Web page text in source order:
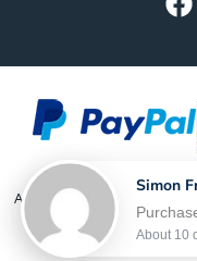
Als Kleinunternehmer im
Simon
About 10